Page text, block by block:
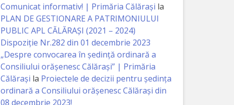
Comunicat informativ! | Primăria Călărași la
PLAN DE GESTIONARE A PATRIMONIULUI
PUBLIC APL CĂLĂRAȘI (2021 – 2024)
Dispoziție Nr.282 din 01 decembrie 2023
„Despre convocarea în ședință ordinară a
Consiliului orășenesc Călărași” | Primăria
Călărași la Proiectele de decizii pentru ședința
ordinară a Consiliului orășenesc Călărași din
08 decembrie 2023!